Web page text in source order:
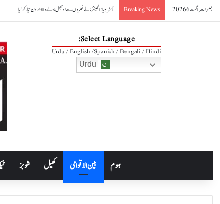
Select Language:
Urdu / English /Spanish / Bengali / Hindi
جمعرات, اگست 6 2026 Breaking News آسٹریلیا: انجینئرز نے نظروں سے اوجھل ہونے والا ڈرون تیار کر لیا
ہوم بین الاقوامی کھیل شوبز